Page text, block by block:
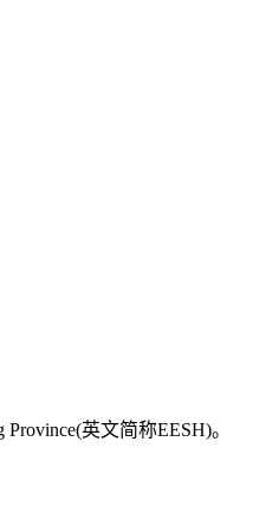
英文简称EESH)。